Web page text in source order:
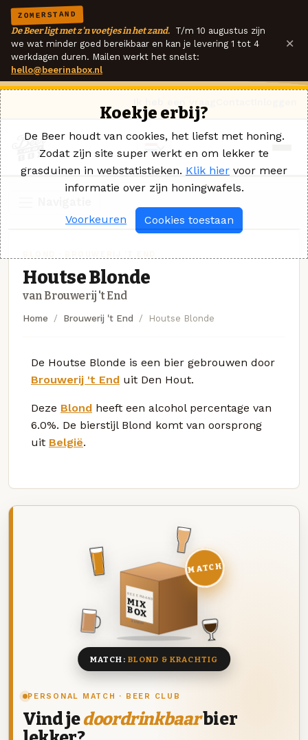
ZOMERSTAND
De Beer ligt met z'n voetjes in het zand. T/m 10 augustus zijn
we wat minder goed bereikbaar en kan je levering 1 tot 4
werkdagen duren. Mailen werkt het snelst:
hello@beerinabox.nl
×
Houtse Blonde
van Brouwerij 't End
Home Brouwerij 't End Houtse Blonde
De Houtse Blonde is een bier gebrouwen door
Brouwerij 't End uit Den Hout.
Deze Blond heeft een alcohol percentage van
6.0%. De bierstijl Blond komt van oorsprong
uit België.
PERSONAL MATCH · BEER CLUB
Vind jedoordrinkbaarbier
DEZE MAAND
MIX
BOX
8 BIEREN
MATCH
MATCH: BLOND & KRACHTIG
Koekje erbij?
De Beer houdt van cookies, het liefst met honing.
Zodat zijn site super werkt en om lekker te
grasduinen in webstatistieken. Klik hier voor meer
informatie over zijn honingwafels.
Voorkeuren Cookies toestaan